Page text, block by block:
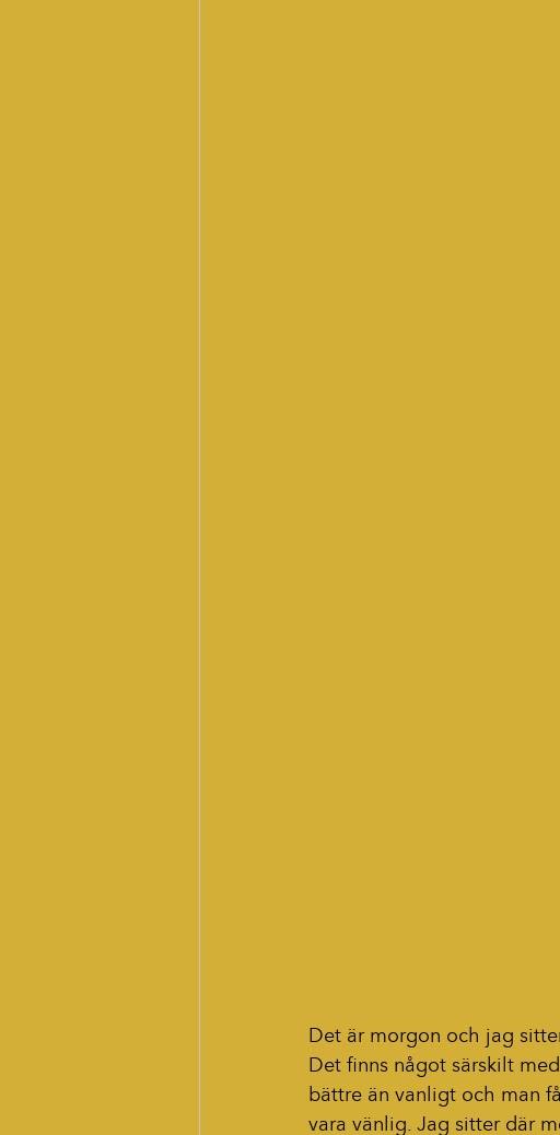
Det är morgon och jag
Det finns något särskilt
bättre än vanligt och man
vara vänlig. Jag sitter där